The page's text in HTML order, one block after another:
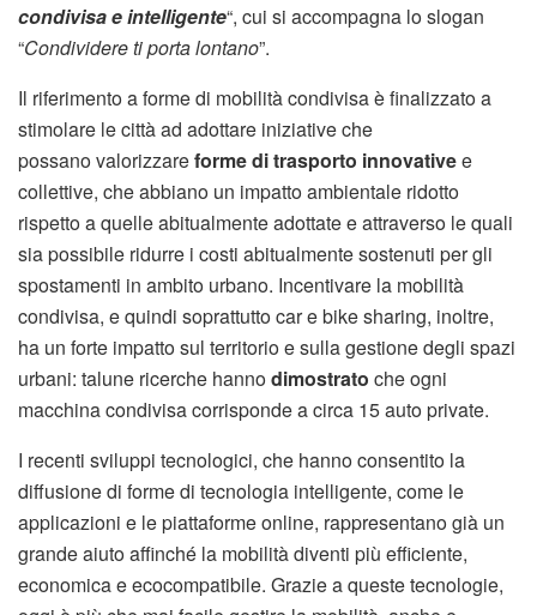
condivisa e intelligente“, cui si accompagna lo slogan
“Condividere ti porta lontano”.
Il riferimento a forme di mobilità condivisa è finalizzato a
stimolare le città ad adottare iniziative che
possano valorizzareforme di trasporto innovativee
collettive, che abbiano un impatto ambientale ridotto
rispetto a quelle abitualmente adottate e attraverso le quali
sia possibile ridurre i costi abitualmente sostenuti per gli
spostamenti in ambito urbano. Incentivare la mobilità
condivisa, e quindi soprattutto car e bike sharing, inoltre,
ha un forte impatto sul territorio e sulla gestione degli spazi
urbani: talune ricerche hannodimostrato che ogni
macchina condivisa corrisponde a circa 15 auto private.
I recenti sviluppi tecnologici, che hanno consentito la
diffusione di forme di tecnologia intelligente, come le
applicazioni e le piattaforme online, rappresentano già un
grande aiuto affinché la mobilità diventi più efficiente,
economica e ecocompatibile. Grazie a queste tecnologie,